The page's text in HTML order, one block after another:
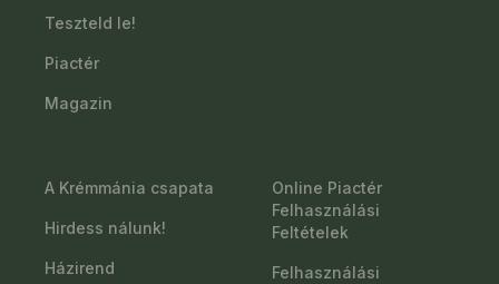
Teszteld le!
Piactér
Magazin
A Krémmánia csapata
Hirdess nálunk!
Házirend
Online Piactér
Felhasználási
Feltételek
Felhasználási